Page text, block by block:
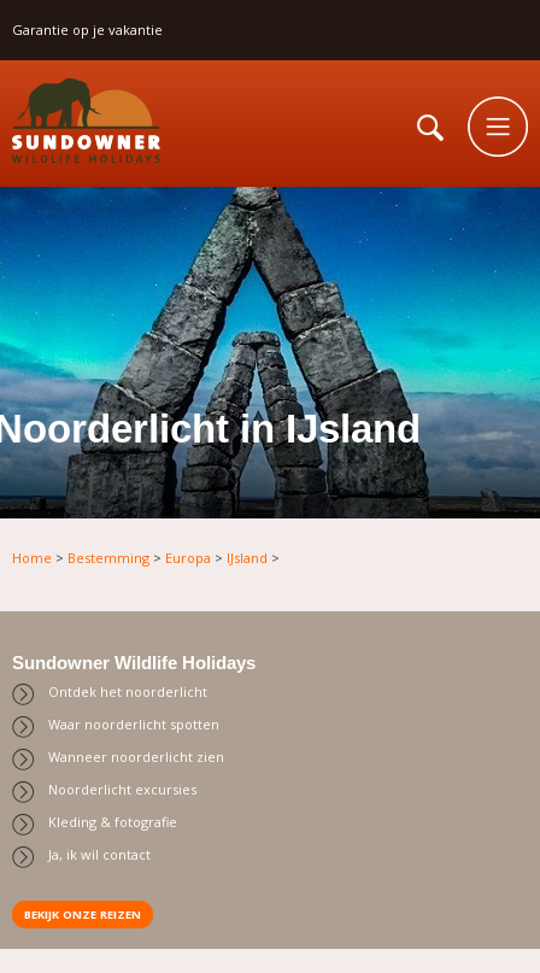
Garantie op je vakantie
in IJsland
Home > Bestemming > Europa > IJsland >
Sundowner Wildlife Holidays
Ontdek het noorderlicht
Waar noorderlicht spotten
Wanneer noorderlicht zien
Noorderlicht excursies
Kleding & fotografie
Ja, ik wil contact
BEKIJK ONZE REIZEN